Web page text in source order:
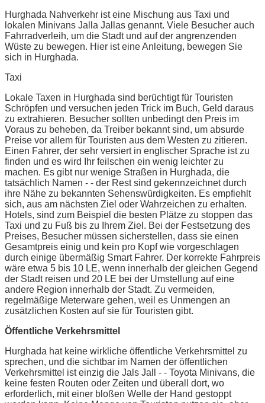
Hurghada Nahverkehr ist eine Mischung aus Taxi und
lokalen Minivans Jalla Jallas genannt. Viele Besucher auch
Fahrradverleih, um die Stadt und auf der angrenzenden
Wüste zu bewegen. Hier ist eine Anleitung, bewegen Sie
sich in Hurghada.
Taxi
Lokale Taxen in Hurghada sind berüchtigt für Touristen
Schröpfen und versuchen jeden Trick im Buch, Geld daraus
zu extrahieren. Besucher sollten unbedingt den Preis im
Voraus zu beheben, da Treiber bekannt sind, um absurde
Preise vor allem für Touristen aus dem Westen zu zitieren.
Einen Fahrer, der sehr versiert in englischer Sprache ist zu
finden und es wird Ihr feilschen ein wenig leichter zu
machen. Es gibt nur wenige Straßen in Hurghada, die
tatsächlich Namen - - der Rest sind gekennzeichnet durch
ihre Nähe zu bekannten Sehenswürdigkeiten. Es empfiehlt
sich, aus am nächsten Ziel oder Wahrzeichen zu erhalten.
Hotels, sind zum Beispiel die besten Plätze zu stoppen das
Taxi und zu Fuß bis zu Ihrem Ziel. Bei der Festsetzung des
Preises, Besucher müssen sicherstellen, dass sie einen
Gesamtpreis einig und kein pro Kopf wie vorgeschlagen
durch einige übermäßig Smart Fahrer. Der korrekte Fahrpreis
wäre etwa 5 bis 10 LE, wenn innerhalb der gleichen Gegend
der Stadt reisen und 20 LE bei der Umstellung auf eine
andere Region innerhalb der Stadt. Zu vermeiden,
regelmäßige Meterware gehen, weil es Unmengen an
zusätzlichen Kosten auf sie für Touristen gibt.
Öffentliche Verkehrsmittel
Hurghada hat keine wirkliche öffentliche Verkehrsmittel zu
sprechen, und die sichtbar im Namen der öffentlichen
Verkehrsmittel ist einzig die Jals Jall - - Toyota Minivans, die
keine festen Routen oder Zeiten und überall dort, wo
erforderlich, mit einer bloßen Welle der Hand gestoppt